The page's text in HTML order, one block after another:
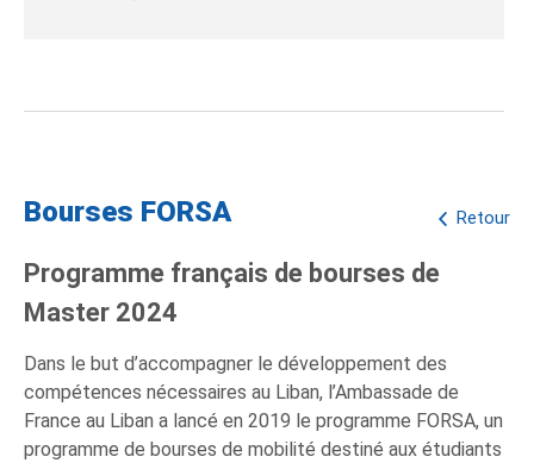
Retour
Bourses FORSA
Programme français de bourses de
Master 2024
Dans le but d’accompagner le développement des
compétences nécessaires au Liban, l’Ambassade de
France au Liban a lancé en 2019 le programme FORSA, un
programme de bourses de mobilité destiné aux étudiants